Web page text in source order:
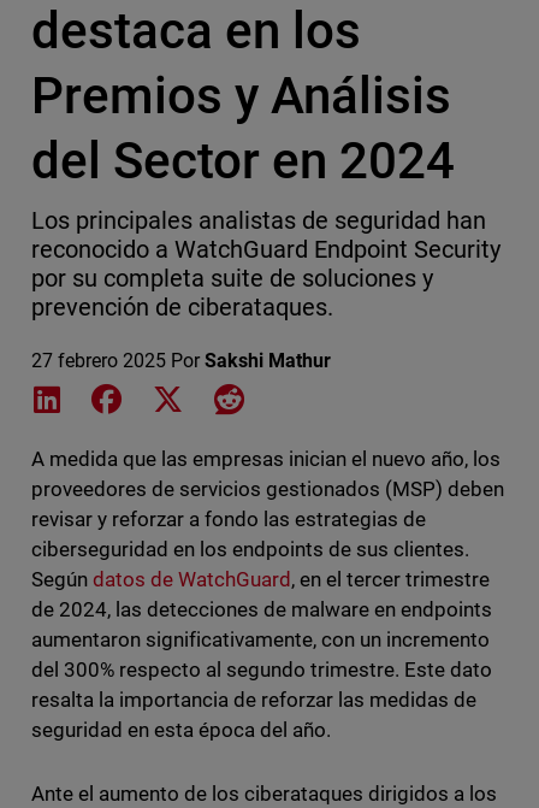
destaca en los
Premios y Análisis
del Sector en 2024
Los principales analistas de seguridad han
reconocido a WatchGuard Endpoint Security
por su completa suite de soluciones y
prevención de ciberataques.
27 febrero 2025 Por Sakshi Mathur
Share on LinkedIn
Share on Facebook
Share on XShare on Reddit
A medida que las empresas inician el nuevo año, los
proveedores de servicios gestionados (MSP) deben
revisar y reforzar a fondo las estrategias de
ciberseguridad en los endpoints de sus clientes.
Según datos de WatchGuard , en el tercer trimestre
de 2024, las detecciones de malware en endpoints
aumentaron significativamente, con un incremento
del 300% respecto al segundo trimestre. Este dato
resalta la importancia de reforzar las medidas de
seguridad en esta época del año.
Ante el aumento de los ciberataques dirigidos a los